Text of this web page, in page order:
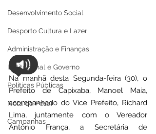
Desenvolvimento Social
Desporto Cultura e Lazer
Administração e Finanças
Institucional e Governo
Políticas Públicas
Nota de Pesar
Campanhas
Na manhã desta Segunda-feira (30), o
Prefeito de Capixaba, Manoel Maia,
acompanhado do Vice Prefeito, Richard
Lima, juntamente com o Vereador
Antônio França, a Secretária de